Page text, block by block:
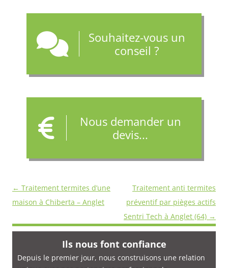
Souhaitez-vous un
conseil ?
Nous demander un
devis...
Navigation
des
Traitement anti termites
préventif par pièges actifs
Sentri Tech à Anglet (64) →
← Traitement termites d’une
maison à Chiberta – Anglet
Ils nous font confiance
Depuis le premier jour, nous construisons une relation